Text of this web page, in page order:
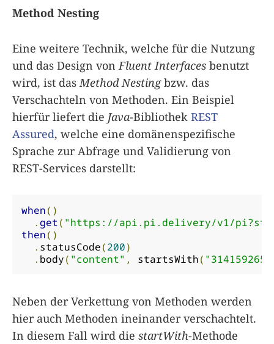
Method Nesting
Eine weitere Technik, welche für die Nutzung
und das Design von Fluent Interfaces benutzt
wird, ist das Method Nestingbzw. das
Verschachteln von Methoden. Ein Beispiel
hierfür liefert die Java-Bibliothek REST
Assured, welche eine domänenspezifische
Sprache zur Abfrage und Validierung von
REST-Services darstellt:
when()
. get( "https://api.pi.delivery/v1/
then()
. statusCode(200)
. body( "content" , startsWith(
Neben der Verkettung von Methoden werden
hier auch Methoden ineinander verschachtelt.
In diesem Fall wird die startWith-Methode